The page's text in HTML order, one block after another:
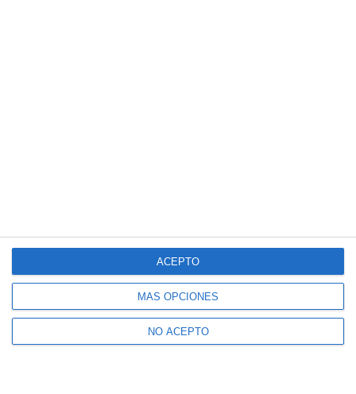
MÁS OPCIONES
NO ACEPTO
ACEPTO